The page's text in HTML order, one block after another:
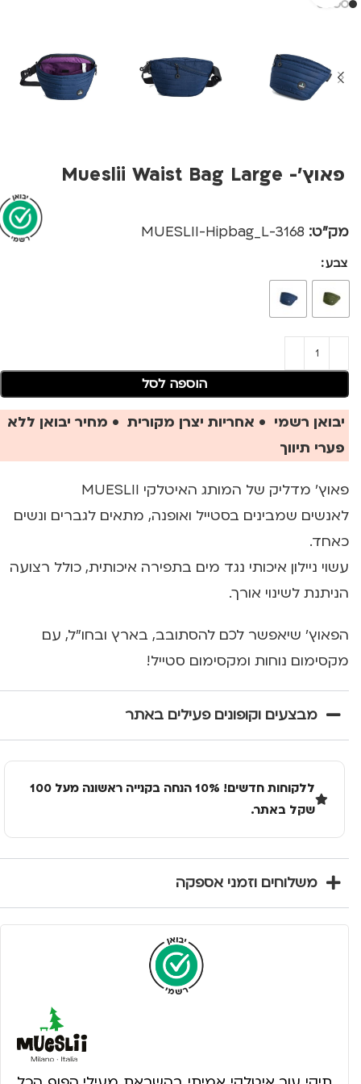
פאוץ'- Mueslii Waist Bag Large
מק"ט: 3168-MUESLII-Hipbag_L
צבע
הוספה לסל
יבואן רשמי • אחריות יצרן מקורית • מחיר יבואן ללא
פערי תיווך
פאוץ' מדליק של המותג האיטלקי MUESLII
לאנשים שמבינים בסטייל ואופנה, מתאים לגברים ונשים
כאחד.
עשוי ניילון איכותי נגד מים בתפירה איכותית, כולל רצועה
הניתנת לשינוי אורך.
הפאוץ' שיאפשר לכם להסתובב, בארץ ובחו"ל, עם
מקסימום נוחות ומקסימום סטייל!
מבצעים וקופונים פעילים באתר
ללקוחות חדשים! 10% הנחה בקנייה ראשונה מעל 100
שקל באתר.
משלוחים וזמני אספקה